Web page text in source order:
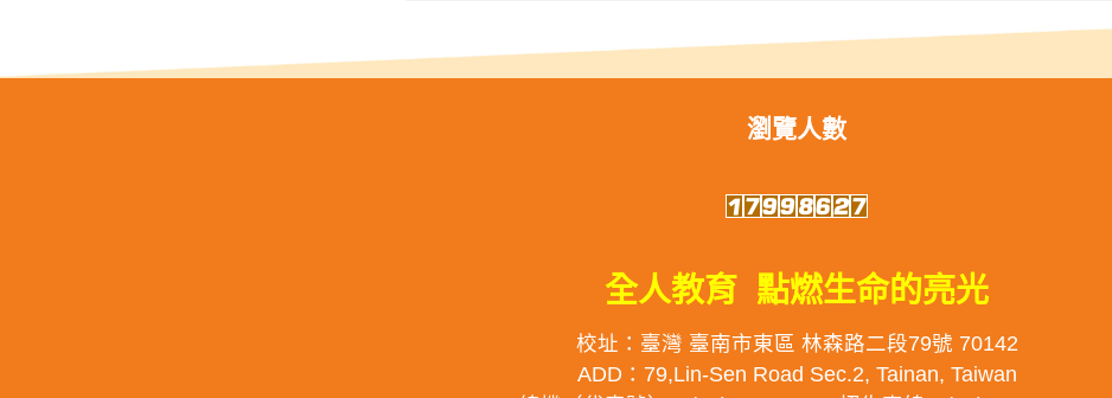
瀏覽人數
全人教育 點燃生命的亮光
校址：臺灣 臺南市東區 林森路二段79號 70142
ADD：79,Lin-Sen Road Sec.2, Tainan, Taiwan